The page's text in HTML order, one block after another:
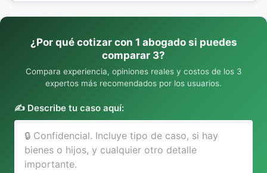
¿Por qué cotizar con 1 abogado si puedes
comparar 3?
Compara experiencia, opiniones reales y costos de los 3
expertos más recomendados por los usuarios.
✍️ Describe tu caso aquí: